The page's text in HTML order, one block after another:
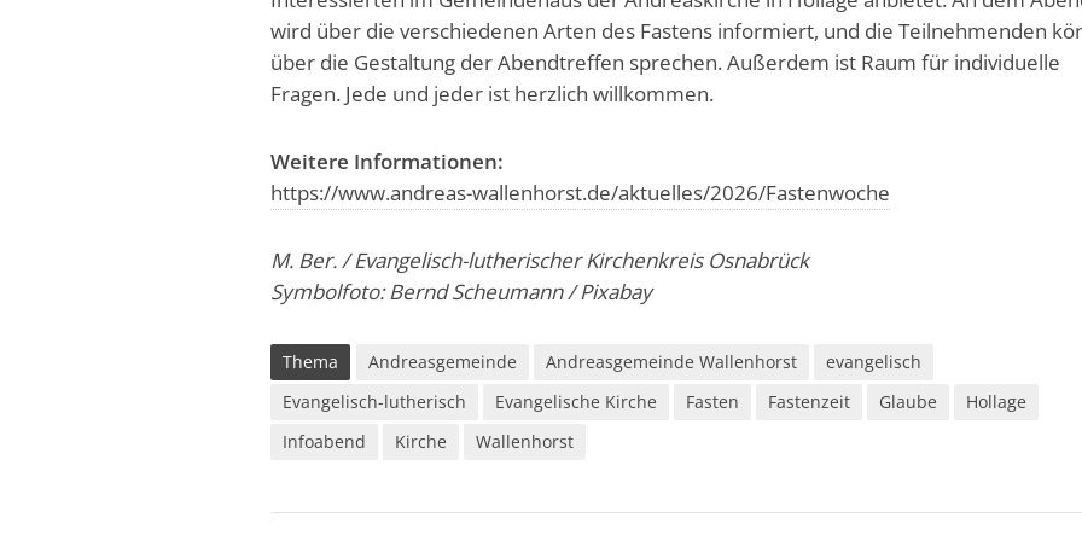
wird über die verschiedenen Arten des Fastens informiert, und die Teilnehmenden
über die Gestaltung der Abendtreffen sprechen. Außerdem ist Raum für individuelle
Fragen. Jede und jeder ist herzlich willkommen.
Weitere Informationen:
https://www.andreas-wallenhorst.de/aktuelles/2026/Fastenwoche
M. Ber. / Evangelisch-lutherischer Kirchenkreis Osnabrück
Symbolfoto: Bernd Scheumann / Pixabay
Thema Andreasgemeinde Andreasgemeinde Wallenhorst
evangelisch
Evangelisch-lutherisch
Evangelische Kirche Fasten Fastenzeit Glaube
Hollage
Infoabend
Kirche Wallenhorst